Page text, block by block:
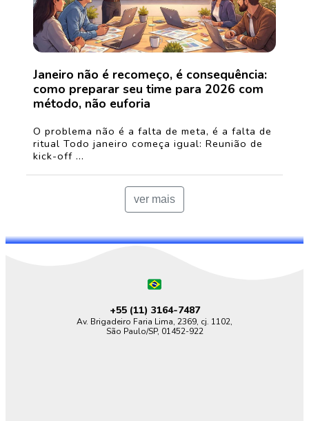
Janeiro não é recomeço, é consequência:
como preparar seu time para 2026 com
método, não euforia
O problema não é a falta de meta, é a falta de
ritual Todo janeiro começa igual: Reunião de
kick-off ...
ver mais
+55 (11) 3164-7487
Av. Brigadeiro Faria Lima, 2369, cj. 1102,
São Paulo/SP, 01452-922